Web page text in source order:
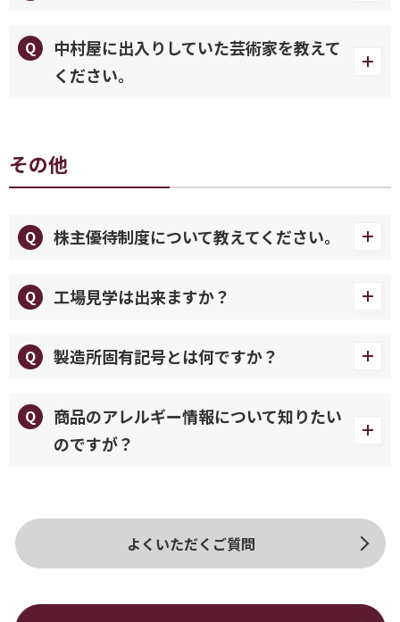
中村屋に出入りしていた芸術家を教えて
ください。
その他
株主優待制度について教えてください。
工場見学は出来ますか？
製造所固有記号とは何ですか？
商品のアレルギー情報について知りたい
のですが？
よくいただくご質問